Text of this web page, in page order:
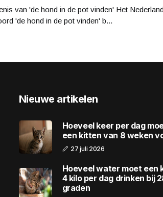
van 'de hond in de pot vinden' Het
'de hond in de pot vinden' b...
Nieuwe artikelen
Hoeveel keer per dag
een kitten van 8 weken
27 juli 2026
Hoeveel water moet een
4 kilo per dag drinken bij
graden